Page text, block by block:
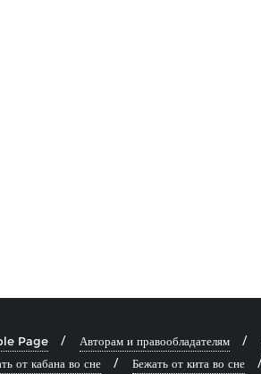
Page Авторам и правообладателям
от кабана во сне
Бежать от кита во сне